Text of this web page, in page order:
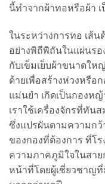
นี้ทำจากผ้าทอหรือผ้า
ในระหว่างการทอ เส้
อย่างพิถีพิถันในแผ่นรอ
กับเข็มเย็บผ้าขนาดให
ด้ายเพื่อสร้างห่วงหรือ
แม่นยำ เกิดเป็นกองห
เราใช้เครื่องจักรที่ทัน
ซึ่งแปรผันตามความก
ของกองที่ต้องการ ที่โ
ความภาคภูมิใจในสาย
หน้าที่โดยผู้เชี่ยวชาญ